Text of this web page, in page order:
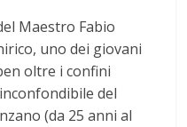
Maestro Fabio
uno dei giovani
oltre i confini
del
(da 25 anni al